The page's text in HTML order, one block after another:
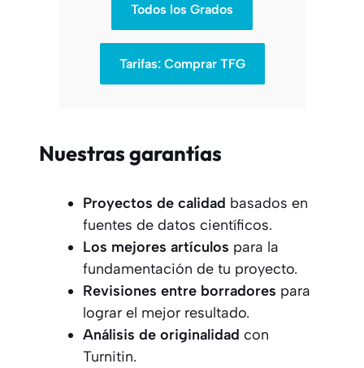
Todos los Grados
Tarifas: Comprar TFG
Nuestras garantías
Proyectos de calidad basados en
fuentes de datos científicos.
Los mejores artículos para la
fundamentación de tu proyecto.
Revisiones entre borradores para
lograr el mejor resultado.
Análisis de originalidad con
Turnitin.